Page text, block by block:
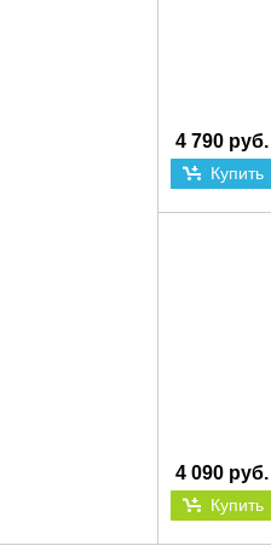
4 790 руб.
Купить
4 090 руб.
Купить